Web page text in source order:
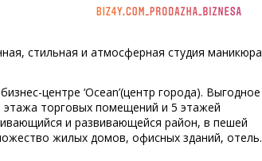
стильная и атмосферная студия маникюра
центре ‘Ocean’(центр города). Выгодное
этажа торговых помещений и 5 этажей
и развивающейся район, в пешей
жилых домов, офисных зданий, отель.